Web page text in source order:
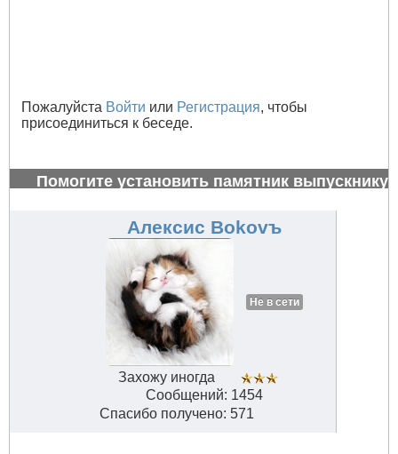
Пожалуйста Войти или Регистрация, чтобы
присоединиться к беседе.
Помогите установить памятник выпускнику
Алексис Bokovъ
Не в сети
Захожу иногда
Сообщений: 1454
Спасибо получено: 571